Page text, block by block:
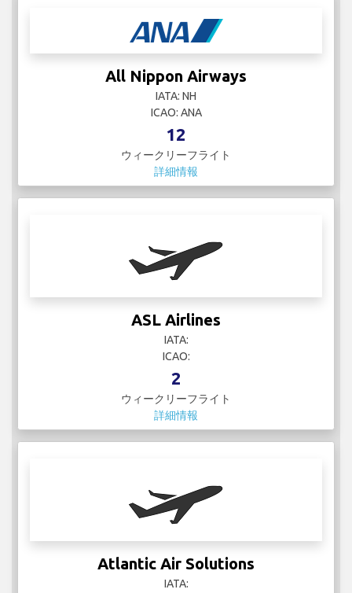
All Nippon Airways
IATA: NH
ICAO: ANA
12
ウィークリーフライト
詳細情報
ASL Airlines
IATA:
ICAO:
2
ウィークリーフライト
詳細情報
Atlantic Air Solutions
IATA: